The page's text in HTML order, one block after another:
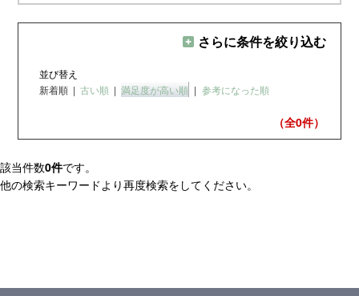
さらに条件を絞り込む
並び替え
新着順 | 古い順 | 満足度が高い順 | 参考になった順
（全0件）
該当件数0件です。
他の検索キーワードより再度検索をしてください。